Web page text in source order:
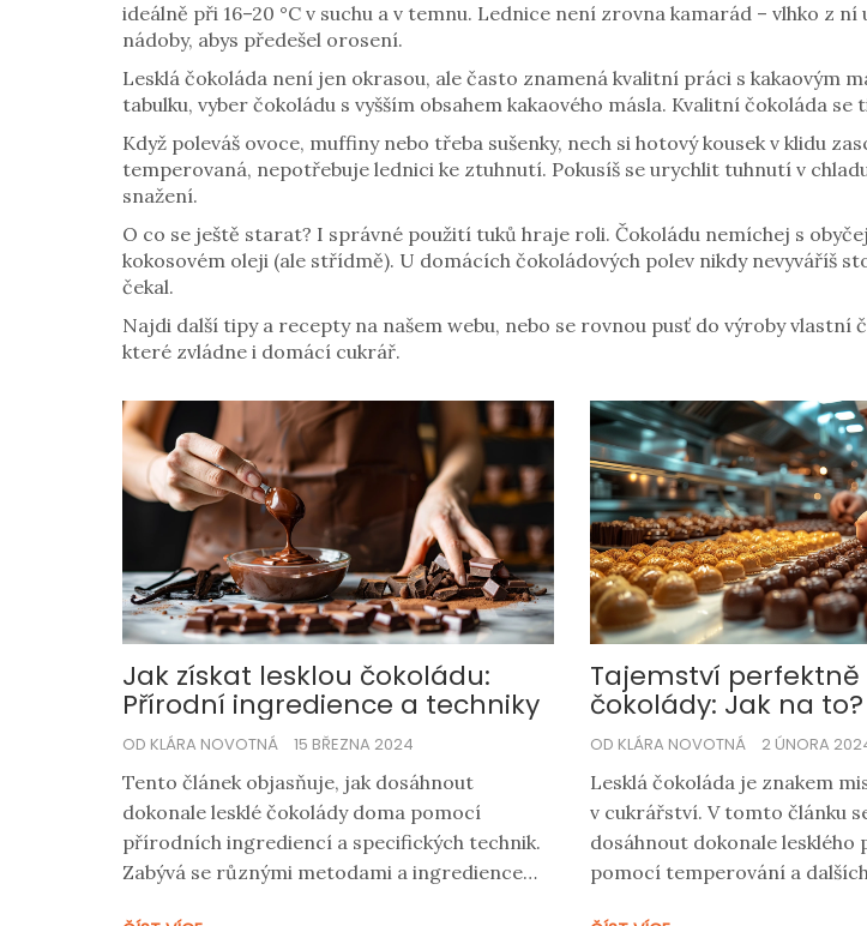
ideálně při 16–20 °C v suchu a v temnu. Lednice není zrovna kamarád – vlhko z
nádoby, abys předešel orosení.
Lesklá čokoláda není jen okrasou, ale často znamená kvalitní práci s kakaovým
tabulku, vyber čokoládu s vyšším obsahem kakaového másla. Kvalitní čokoláda
Když poleváš ovoce, muffiny nebo třeba sušenky, nech si hotový kousek v klidu
temperovaná, nepotřebuje lednici ke ztuhnutí. Pokusíš se urychlit tuhnutí v
snažení.
O co se ještě starat? I správné použití tuků hraje roli. Čokoládu nemíchej s
kokosovém oleji (ale střídmě). U domácích čokoládových polev nikdy nevyváříš
čekal.
Najdi další tipy a recepty na našem webu, nebo se rovnou pusť do výroby
které zvládne i domácí cukrář.
Jak získat lesklou čokoládu:
Přírodní ingredience a techniky
OD KLÁRA NOVOTNÁ 15 BŘEZNA 2024
Tento článek objasňuje, jak dosáhnout
dokonale lesklé čokolády doma pomocí
přírodních ingrediencí a specifických technik.
Zabývá se různými metodami a ingrediencemi,
Tajemství perfektně
čokolády: Jak na to?
OD KLÁRA NOVOTNÁ 2 ÚNORA
Lesklá čokoláda je znakem
v cukrářství. V tomto článku
dosáhnout dokonale lesklého
pomocí temperování a